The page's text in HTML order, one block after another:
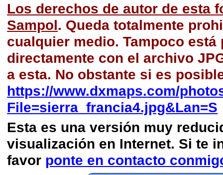
Los derechos de autor de esta
Sampol. Queda totalmente
cualquier medio. Tampoco
directamente con el archivo
a esta. No obstante si es
https://www.dxmaps.com/
File=sierra_francia4.jpg&Lan=S
Esta es una versión muy
visualización en Internet. Si te
favor ponte en contacto